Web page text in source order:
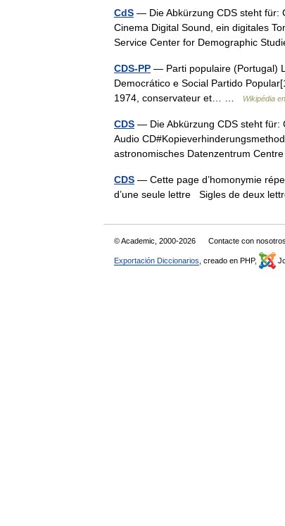
CdS — Die Abkürzung CDS steht für:
Cinema Digital Sound, ein digitales
Service Center for Demographic
CDS-PP — Parti populaire (Portugal)
Democrático e Social Partido
1974, conservateur et… …
Wikipédia
CDS — Die Abkürzung CDS steht für:
Audio
astronomisches Datenzentrum
CDS — Cette page d’homonymie
d’une seule lettre Sigles de deux
© Academic, 2000-2026 Contacte con
Exportación Diccionarios , creado en PHP,